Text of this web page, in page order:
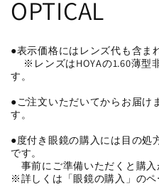
コ
レ
ク
シ
ョ
ン
OPTICAL
●表示価格にはレンズ代も含ま
※レンズはHOYAの1.60薄型
す。
●ご注文いただいてからお届け
す。
●度付き眼鏡の購入には目の処
です。
事前にご準備いただくと購入
※詳しくは「眼鏡の購入」のペ